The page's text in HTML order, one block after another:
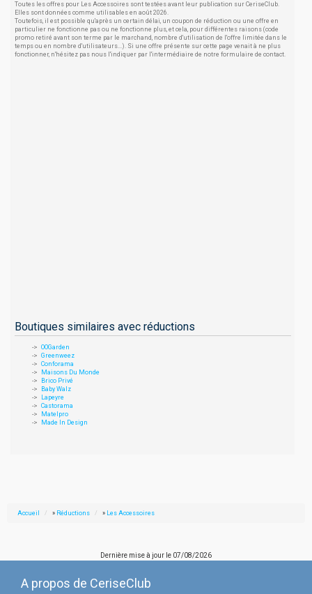
Toutes les offres pour Les Accessoires sont testées avant leur publication sur CeriseClub.
Elles sont données comme utilisables en août 2026.
Toutefois, il est possible qu'après un certain délai, un coupon de réduction ou une offre en
particulier ne fonctionne pas ou ne fonctionne plus, et cela, pour différentes raisons (code
promo retiré avant son terme par le marchand, nombre d'utilisation de l'offre limitée dans le
temps ou en nombre d'utilisateurs...). Si une offre présente sur cette page venait à ne plus
fonctionner, n'hésitez pas nous l'indiquer par l'intermédiaire de notre formulaire de contact.
Boutiques similaires avec réductions
OOGarden
Greenweez
Conforama
Maisons Du Monde
Brico Privé
Baby Walz
Lapeyre
Castorama
Matelpro
Made In Design
Accueil » Réductions » Les Accessoires
Dernière mise à jour le 07/08/2026
A propos de CeriseClub